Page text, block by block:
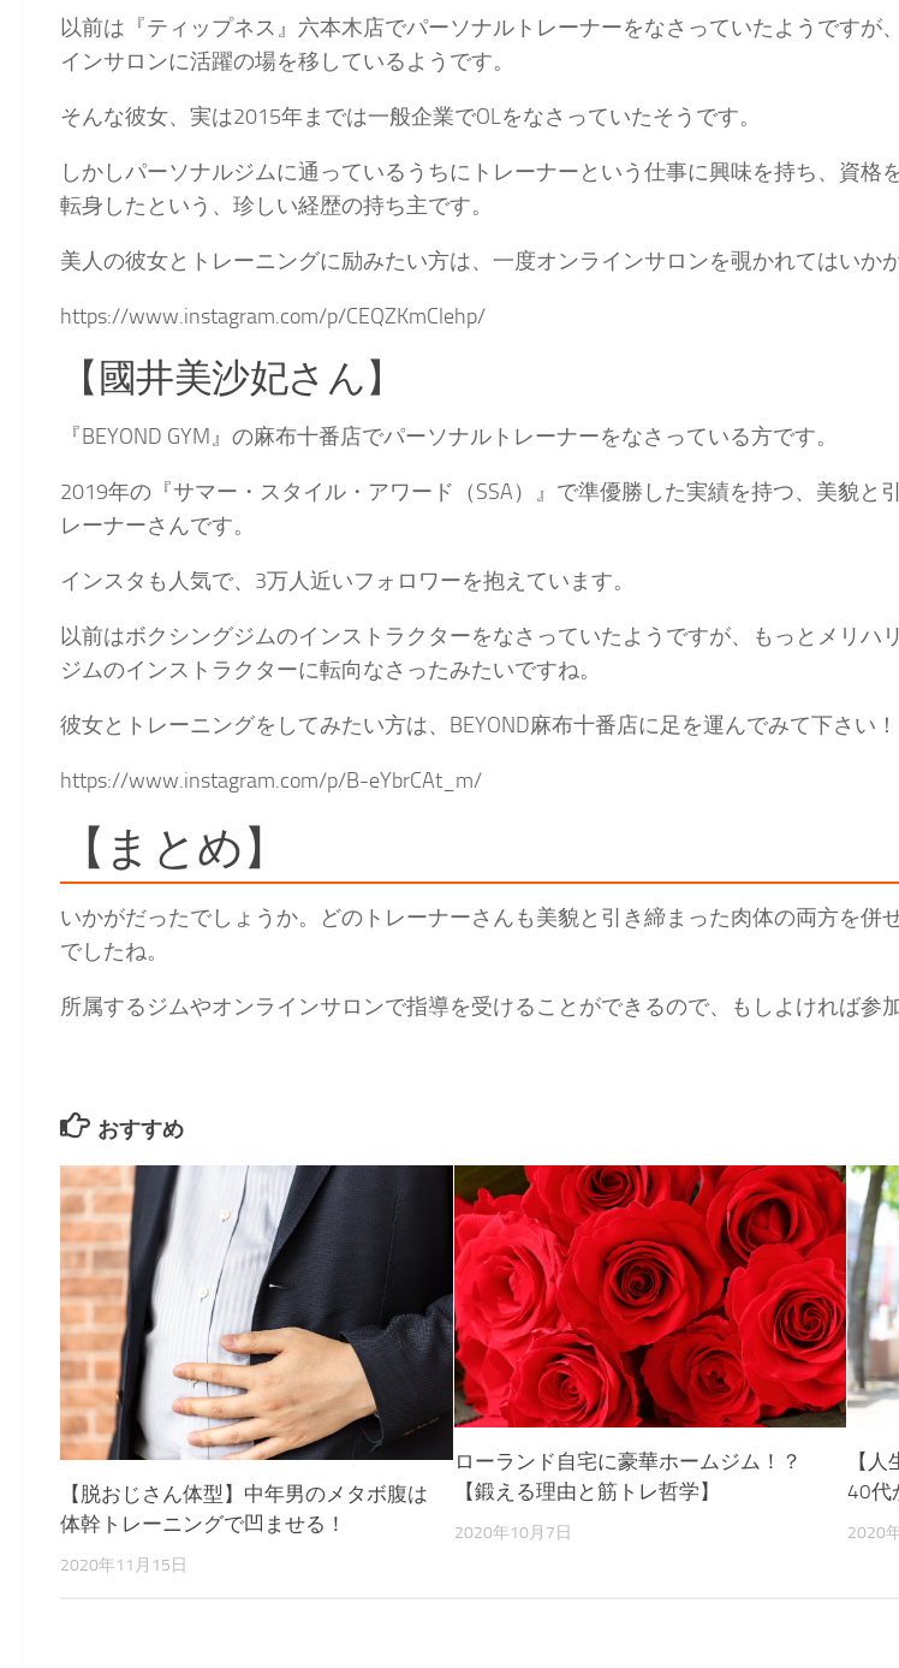
以前は『ティップネス』六本木店でパーソナルトレーナーをなさっていたようですが
インサロンに活躍の場を移しているようです。
そんな彼女、実は2015年までは一般企業でOLをなさっていたそうです。
しかしパーソナルジムに通っているうちにトレーナーという仕事に興味を持ち、資格
転身したという、珍しい経歴の持ち主です。
美人の彼女とトレーニングに励みたい方は、一度オンラインサロンを覗かれてはいか
https://www.instagram.com/p/CEQZKmClehp/
【國井美沙妃さん】
『BEYOND GYM』 の麻布十番店でパーソナルトレーナーをなさっている方です。
2019年の『サマー・スタイル・アワード（SSA）』で準優勝した実績を持つ、美貌と
レーナーさんです。
インスタも人気で、3万人近いフォロワーを抱えています。
以前はボクシングジムのインストラクターをなさっていたようですが、もっとメリハ
ジムのインストラクターに転向なさったみたいですね。
彼女とトレーニングをしてみたい方は、BEYOND麻布十番店に足を運んでみて下さい！
https://www.instagram.com/p/B-eYbrCAt_m/
【まとめ】
いかがだったでしょうか。どのトレーナーさんも美貌と引き締まった肉体の両方を併
でしたね。
所属するジムやオンラインサロンで指導を受けることができるので、もしよければ参
おすすめ
【脱おじさん体型】中年男のメタボ腹は
体幹トレーニングで凹ませる！
2020年11月15日
ローランド自宅に豪華ホームジム！？
【鍛える理由と筋トレ哲学】
2020年10月7日
【
40代
2020